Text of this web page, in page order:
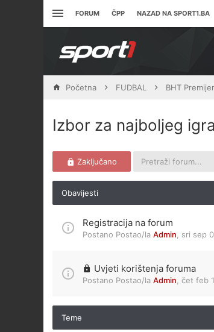
FORUM ČPP NAZAD NA SPORT1.BA
Početna FUDBAL BHT
Izbor za najboljeg
Zaključano
Obavijesti
Registracija na forum
Postano Postao/la Admin sri sep
Uvjeti korištenja foruma
Postano Postao/la Admin čet feb
Teme